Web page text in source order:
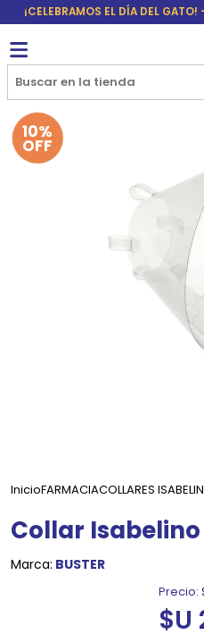
¡CELEBRAMOS EL DÍA DEL
10%
OFF
InicioFARMACIACOLLARES
Collar Isabelino
Marca: BUSTER
Precio:
$U